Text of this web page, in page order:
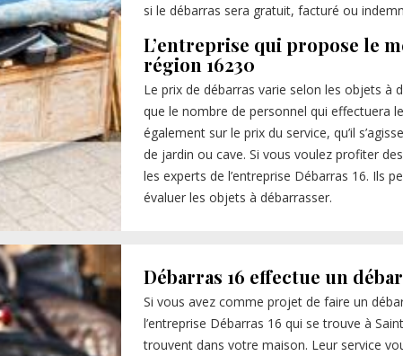
si le débarras sera gratuit, facturé ou
L’entreprise qui propose le
région 16230
Le prix de débarras varie selon les objets à
que le nombre de personnel qui effectuera
également sur le prix du service, qu’il
de jardin ou cave. Si vous voulez profiter
les experts de l’entreprise Débarras 16. Ils
évaluer les objets à débarrasser.
Débarras 16 effectue un
Si vous avez comme projet de faire un
l’entreprise Débarras 16 qui se trouve à
trouvent dans votre maison. Leur service